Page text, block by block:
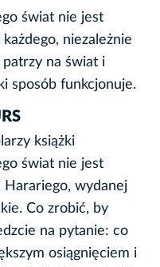
świat nie jest
niezależnie
na świat i
sposób funkcjonuje.
książki
świat nie jest
Harariego, wydanej
Co zrobić, by
na pytanie: co
osiągnięciem i